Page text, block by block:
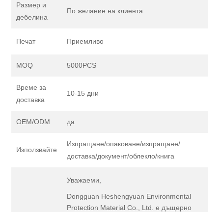
Размер и
дебелина
По желание на клиента
Печат Приемливо
MOQ 5000PCS
Време за
доставка
10-15 дни
OEM/ODM да
Използвайте
Изпращане/опаковане/изпращане/
доставка/документ/облекло/книга
Уважаеми,
Dongguan Heshengyuan Environmental
Protection Material Co., Ltd. е дъщерно